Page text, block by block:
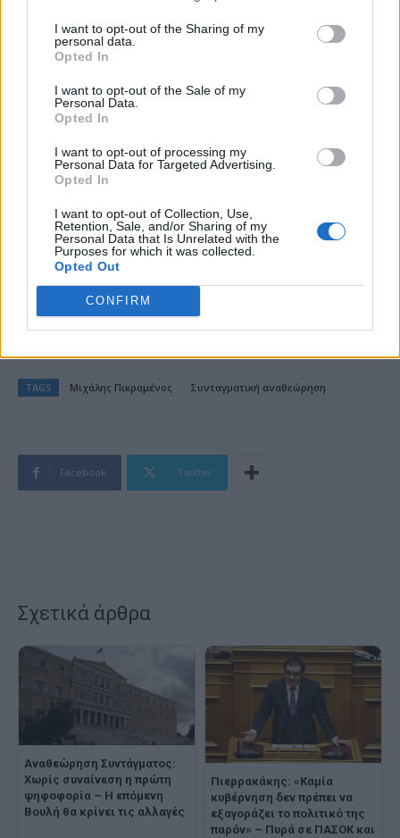
I want to opt-out of the Sharing of my
personal data.
Opted In
I want to opt-out of the Sale of my
Personal Data.
Opted In
I want to opt-out of processing my
Personal Data for Targeted Advertising.
Opted In
I want to opt-out of Collection, Use,
Retention, Sale, and/or Sharing of my
Personal Data that Is Unrelated with the
Purposes for which it was collected.
Opted Out
CONFIRM
που έχουν σκοπό να συμβάλουν στη νηφάλια και
στοχαστική αναζήτηση λύσεων οι οποίες θα
εμπλουτίσουν το συνταγματικό οικοδόμημα με
νηφαλιότητα και αίσθημα ευθύνης απέναντι στο
προκλήσεις της εποχής μας».
TAGS Μιχάλης Πικραμένος Συνταγματική αναθεώρηση
Facebook Twitter
Σχετικά άρθρα
Αναθεώρηση Συντάγματος:
Χωρίς συναίνεση η πρώτη
ψηφοφορία – Η επόμενη
Βουλή θα κρίνει τις αλλαγές
Πιερρακάκης: «Καμία
κυβέρνηση δεν πρέπει να
εξαγοράζει το πολιτικό της
παρόν» – Πυρά σε ΠΑΣΟΚ και